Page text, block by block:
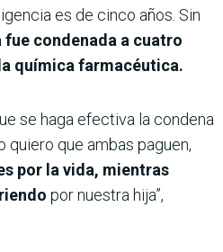
es de cinco años. Sin
fue condenada a cuatro
química farmacéutica.
se haga efectiva la condena
quiero que ambas paguen,
por la vida, mientras
por nuestra hija”,